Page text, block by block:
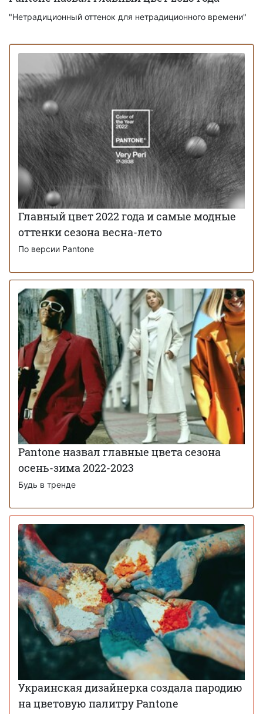
"Нетрадиционный оттенок для нетрадиционного времени"
Главный цвет 2022 года и самые модные
оттенки сезона весна-лето
По версии Pantone
Pantone назвал главные цвета сезона
осень-зима 2022-2023
Будь в тренде
Украинская дизайнерка создала пародию
на цветовую палитру Pantone